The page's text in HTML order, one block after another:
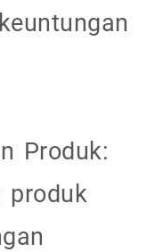
Produk:
produk